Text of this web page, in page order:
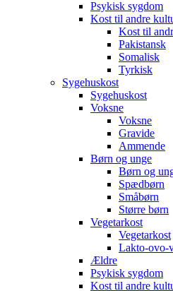
Psykisk sygdom
Kost til andre
Kost til
Pakistansk
Somalisk
Tyrkisk
Sygehuskost
Sygehuskost
Voksne
Voksne
Gravide
Ammende
Børn og unge
Børn og
Spædbørn
Småbørn
Større børn
Vegetarkost
Vegetarkost
Lakto-ovo-
Ældre
Psykisk sygdom
Kost til andre